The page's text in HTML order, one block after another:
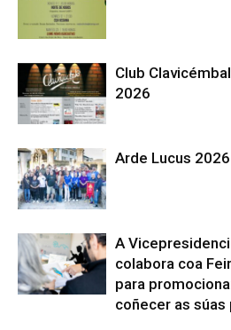
Club
2026
Arde Lucus
A
colabora coa
para
coñecer as súas